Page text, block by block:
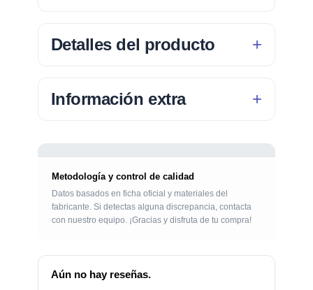
Detalles del producto
Información extra
Metodología y control de calidad
Datos basados en ficha oficial y materiales del
fabricante. Si detectas alguna discrepancia, contacta
con nuestro equipo. ¡Gracias y disfruta de tu compra!
Aún no hay reseñas.